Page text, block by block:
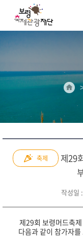
축제
제29
작성일
제29회 보령머드축
다음과 같이 참가자